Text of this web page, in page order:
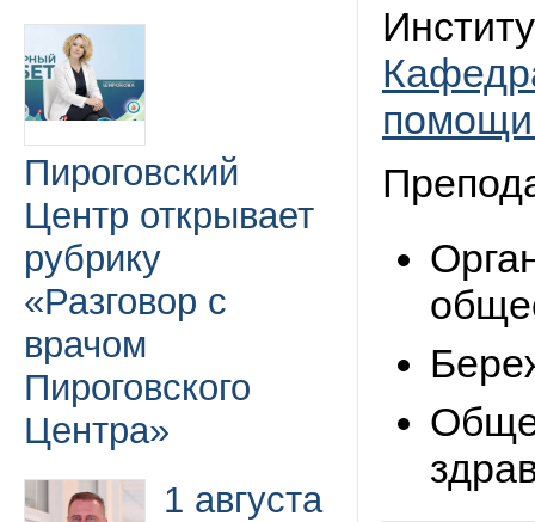
Пироговский
Центр открывает
рубрику
«Разговор с
врачом
Пироговского
Центра»
1 августа
помощи